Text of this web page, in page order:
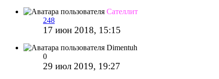
Сателлит
248
17 июн 2018, 15:15
Dimentuh
0
29 июл 2019, 19:27